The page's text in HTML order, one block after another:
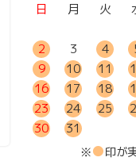
日 月 火
2
3 4
9
10 11
16
17 18
23
24 25
30
31
※●印が